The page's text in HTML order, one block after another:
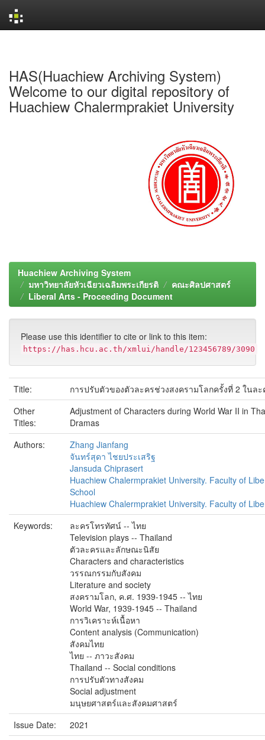
HAS(Huachiew Archiving System)
Welcome to our digital repository of
Huachiew Chalermprakiet University
Huachiew Archiving System
มหาวิทยาลัยหัวเฉียวเฉลิมพระเกียรติ
คณะศิลปศาสตร์
Liberal Arts - Proceeding Document
Please use this identifier to cite or link to this item:
https://has.hcu.ac.th/xmlui/handle/123456789/3090
Title:
การปรับตัวของตัวละครช่วงสงครามโลกครั้งที่ 2 ในล
Other
Titles:
Adjustment of Characters during World War II in
Dramas
Authors:
Zhang Jianfang
จันทร์สุดา ไชยประเสริฐ
Jansuda Chiprasert
Huachiew Chalermprakiet University. Faculty of
School
Huachiew Chalermprakiet University. Faculty of
Keywords:
ละครโทรทัศน์ -- ไทย
Television plays -- Thailand
ตัวละครและลักษณะนิสัย
Characters and characteristics
วรรณกรรมกับสังคม
Literature and society
สงครามโลก, ค.ศ. 1939-1945 -- ไทย
World War, 1939-1945 -- Thailand
การวิเคราะห์เนื้อหา
Content analysis (Communication)
สังคมไทย
ไทย -- ภาวะสังคม
Thailand -- Social conditions
การปรับตัวทางสังคม
Social adjustment
มนุษยศาสตร์และสังคมศาสตร์
Issue Date:
2021